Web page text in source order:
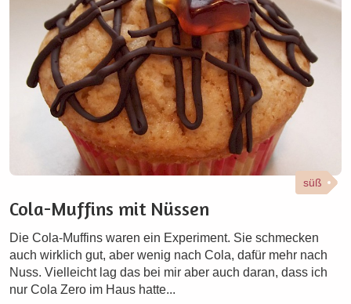
süß
Cola-Muffins mit Nüssen
Die Cola-Muffins waren ein Experiment. Sie schmecken
auch wirklich gut, aber wenig nach Cola, dafür mehr nach
Nuss. Vielleicht lag das bei mir aber auch daran, dass ich
nur Cola Zero im Haus hatte...